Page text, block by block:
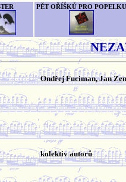
PĚT OŘÍŠKŮ PRO POPELKU
Ondřej Fuciman, Jan
kolektiv autorů